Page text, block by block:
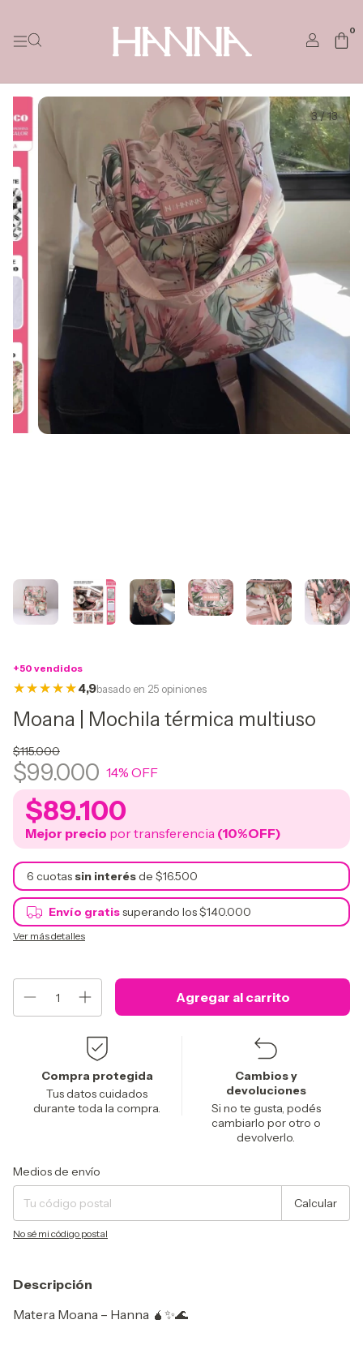
0
3/13
+50 vendidos
4,9basado en 25 opiniones
Moana | Mochila térmica multiuso
$115.000
$99.000 14% OFF
$89.100
Mejor precio por transferencia (10%OFF)
6 cuotas sin interésde $16.500
Envío gratissuperando los$140.000
Ver más detalles
Compra protegida
Tus datos cuidados
durante toda la compra.
Cambios y
devoluciones
Si no te gusta, podés
cambiarlo por otro o
devolverlo.
Entregas para el CP:
Medios de envío
Calcular
No sé mi código postal
Descripción
Matera Moana – Hanna 🧉✨🌊